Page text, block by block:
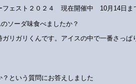
フェスト２０２４ 現在開催中 10月14日ま
ソーダ味食べましたか？
ガリガリくんです。アイスの中で一番さっぱ
という質問にお答えしました